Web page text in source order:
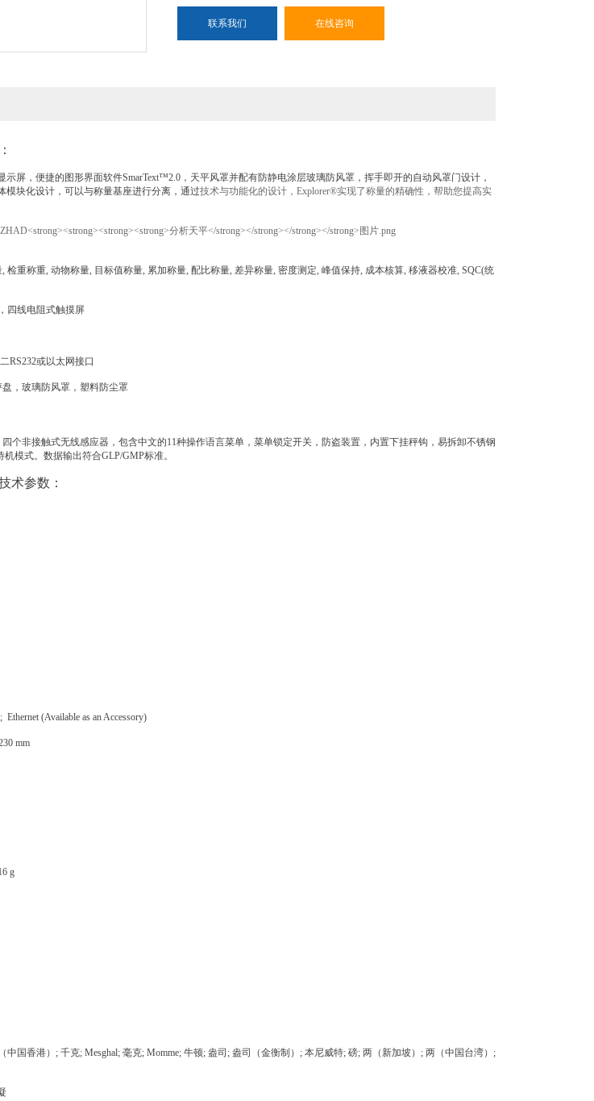
联系我们 在线咨询
屏，便捷的图形界面软件SmarText™2.0，天平风罩并配有防静电涂层玻璃防风罩，挥手即开的自动风罩门设计，
模块化设计，可以与称量基座进行分离，通过技术与功能化的设计，Explorer®实现了称量的精确性，帮助您提高实
重称重, 动物称量, 目标值称量, 累加称量, 配比称量, 差异称量, 密度测定, 峰值保持, 成本核算, 移液器校准, SQC(统
四线电阻式触摸屏
RS232或以太网接口
，玻璃防风罩，塑料防尘罩
个非接触式无线感应器，包含中文的11种操作语言菜单，菜单锁定开关，防盗装置，内置下挂秤钩，易拆卸不锈钢
模式。数据输出符合GLP/GMP标准。
术参数：
(Available as an Accessory)
mm
g
国香港）; 千克; Mesghal; 毫克; Momme; 牛顿; 盎司; 盎司（金衡制）; 本尼威特; 磅; 两（新加坡）; 两（中国台湾）;